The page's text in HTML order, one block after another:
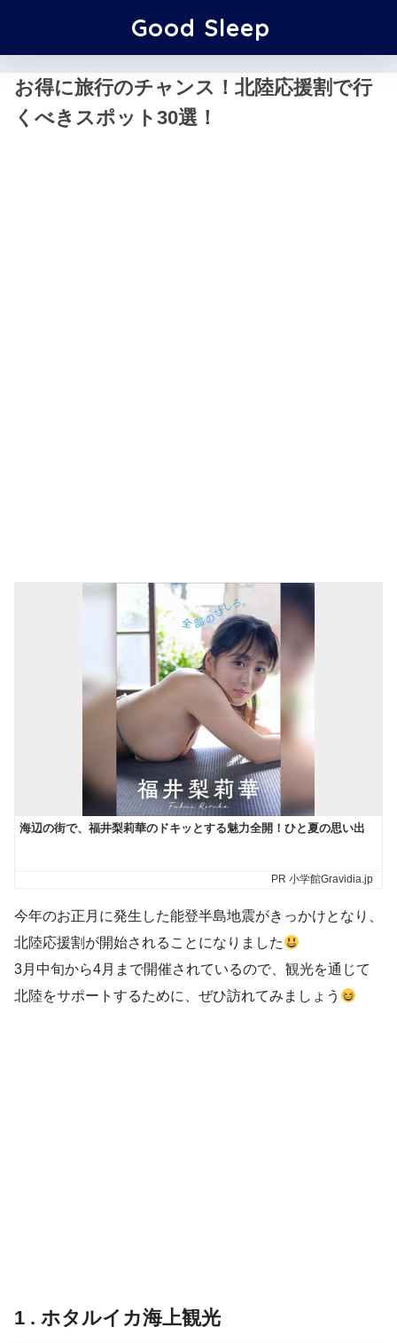
Good Sleep
お得に旅行のチャンス！北陸応援割で行
くべきスポット30選！
今年のお正月に発生した能登半島地震がきっかけとなり、
北陸応援割が開始されることになりました
3月中旬から4月まで開催されているので、観光を通じて
北陸をサポートするために、ぜひ訪れてみましょう
1 . ホタルイカ海上観光